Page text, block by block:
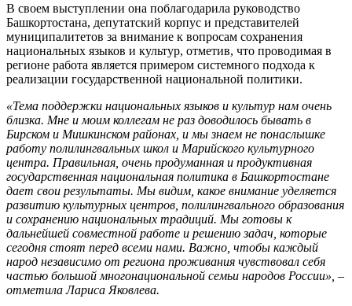
В своем выступлении она поблагодарила руководство
Башкортостана, депутатский корпус и представителей
муниципалитетов за внимание к вопросам сохранения
национальных языков и культур, отметив, что проводимая в
регионе работа является примером системного подхода к
реализации государственной национальной политики.
«Тема поддержки национальных языков и культур нам очень
близка. Мне и моим коллегам не раз доводилось бывать в
Бирском и Мишкинском районах, и мы знаем не понаслышке
работу полилингвальных школ и Марийского культурного
центра. Правильная, очень продуманная и продуктивная
государственная национальная политика в Башкортостане
дает свои результаты. Мы видим, какое внимание уделяется
развитию культурных центров, полилингвального образования
и сохранению национальных традиций. Мы готовы к
дальнейшей совместной работе и решению задач, которые
сегодня стоят перед всеми нами. Важно, чтобы каждый
народ независимо от региона проживания чувствовал себя
частью большой многонациональной семьи народов России», –
отметила Лариса Яковлева.